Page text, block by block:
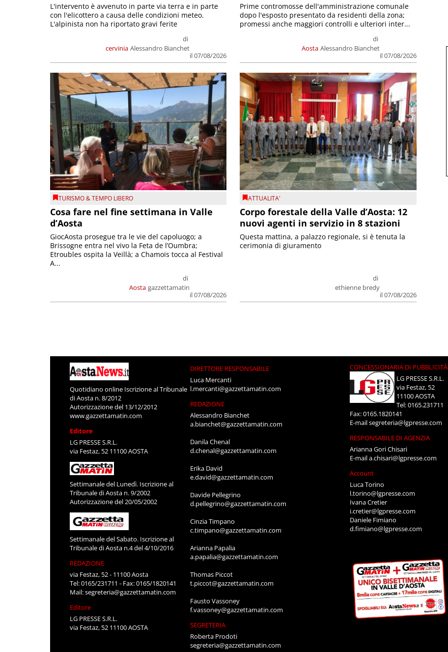
cervinia
di
Alessandro Bianchet
il 07/08/2026
L'intervento è avvenuto in parte via terra e in parte
con l'elicottero a causa delle condizioni meteo.
L'alpinista non ha riportato gravi ferite
Aosta
di
Alessandro Bianchet
il 07/08/2026
Prime contromosse dell'amministrazione comunale
dopo l'esposto presentato da residenti della zona;
promessi anche maggiori controlli e ulteriori inter...
TURISMO & TEMPO LIBERO
Cosa fare nel fine settimana in Valle
d’Aosta
Aosta
di
gazzettamatin
il 07/08/2026
GiocAosta prosegue tra le vie del capoluogo; a
Brissogne entra nel vivo la Feta de l’Oumbra;
Etroubles ospita la Veillà; a Chamois tocca al Festival
A...
ATTUALITA'
Corpo forestale della Valle d’Aosta: 12
nuovi agenti in servizio in 8 stazioni
di
ethienne bredy
il 07/08/2026
Questa mattina, a palazzo regionale, si è tenuta la
cerimonia di giuramento
Quotidiano online Iscrizione al Tribunale
di Aosta n. 8/2012
Autorizzazione del 13/12/2012
www.gazzettamatin.com
Editore
LG PRESSE S.R.L.
via Festaz, 52 11100 AOSTA
Settimanale del Lunedì. Iscrizione al
Tribunale di Aosta n. 9/2002
Autorizzazione del 20/05/2002
Settimanale del Sabato. Iscrizione al
Tribunale di Aosta n.4 del 4/10/2016
REDAZIONE
via Festaz, 52 - 11100 Aosta
Tel: 0165/231711 - Fax: 0165/1820141
Mail:segreteria@gazzettamatin.com
Editore
LG PRESSE S.R.L.
via Festaz, 52 11100 AOSTA
DIRETTORE RESPONSABILE
Luca Mercanti
l.mercanti@gazzettamatin.com
REDAZIONE
Alessandro Bianchet
a.bianchet@gazzettamatin.com
Danila Chenal
d.chenal@gazzettamatin.com
Erika David
e.david@gazzettamatin.com
Davide Pellegrino
d.pellegrino@gazzettamatin.com
Cinzia Timpano
c.timpano@gazzettamatin.com
Arianna Papalia
a.papalia@gazzettamatin.com
Thomas Piccot
t.piccot@gazzettamatin.com
Fausto Vassoney
f.vassoney@gazzettamatin.com
SEGRETERIA
Roberta Prodoti
segreteria@gazzettamatin.com
CONCESSIONARIA DI PUBBLICITÀ
LG PRESSE S.R.L.
via Festaz, 52
11100 AOSTA
Tel: 0165.231711
Fax: 0165.1820141
E-mailsegreteria@lgpresse.com
RESPONSABILE DI AGENZIA
Arianna Gori Chisari
E-maila.chisari@lgpresse.com
Account
Luca Torino
l.torino@lgpresse.com
Ivana Cretier
i.cretier@lgpresse.com
Daniele Fimiano
d.fimiano@lgpresse.com